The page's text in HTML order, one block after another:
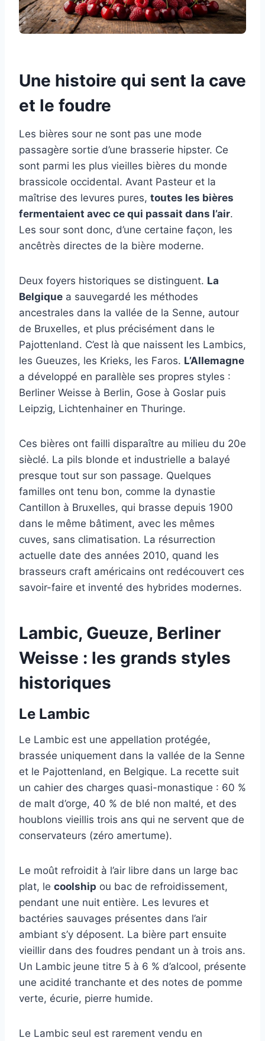
Une histoire qui sent la cave
et le foudre
Les bières sour ne sont pas une mode
passagère sortie d’une brasserie hipster. Ce
sont parmi les plus vieilles bières du monde
brassicole occidental. Avant Pasteur et la
maîtrise des levures pures, toutes les bières
fermentaient avec ce qui passait dans l’air.
Les sour sont donc, d’une certaine façon, les
ancêtrès directes de la bière moderne.
Deux foyers historiques se distinguent. La
Belgique a sauvegardé les méthodes
ancestrales dans la vallée de la Senne, autour
de Bruxelles, et plus précisément dans le
Pajottenland. C’est là que naissent les Lambics,
les Gueuzes, les Krieks, les Faros. L’Allemagne
a développé en parallèle ses propres styles :
Berliner Weisse à Berlin, Gose à Goslar puis
Leipzig, Lichtenhainer en Thuringe.
Ces bières ont failli disparaître au milieu du 20e
sièclé. La pils blonde et industrielle a balayé
presque tout sur son passage. Quelques
familles ont tenu bon, comme la dynastie
Cantillon à Bruxelles, qui brasse depuis 1900
dans le même bâtiment, avec les mêmes
cuves, sans climatisation. La résurrection
actuelle date des années 2010, quand les
brasseurs craft américains ont redécouvert ces
savoir-faire et inventé des hybrides modernes.
Lambic, Gueuze, Berliner
Weisse : les grands styles
historiques
Le Lambic
Le Lambic est une appellation protégée,
brassée uniquement dans la vallée de la Senne
et le Pajottenland, en Belgique. La recette suit
un cahier des charges quasi-monastique : 60 %
de malt d’orge, 40 % de blé non malté, et des
houblons vieillis trois ans qui ne servent que de
conservateurs (zéro amertume).
Le moût refroidit à l’air libre dans un large bac
plat, le coolship ou bac de refroidissement,
pendant une nuit entière. Les levures et
bactéries sauvages présentes dans l’air
ambiant s’y déposent. La bière part ensuite
vieillir dans des foudres pendant un à trois ans.
Un Lambic jeune titre 5 à 6 % d’alcool, présente
une acidité tranchante et des notes de pomme
verte, écurie, pierre humide.
Le Lambic seul est rarement vendu en